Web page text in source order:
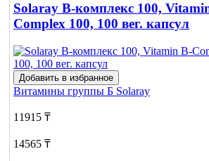
Solaray B-комплекс 100,
Complex 100, 100 вег. капсул
Добавить в избранное
Витамины группы Б Solaray
11915 ₸
14565 ₸